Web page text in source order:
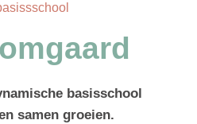
basisschool
samen groeien.